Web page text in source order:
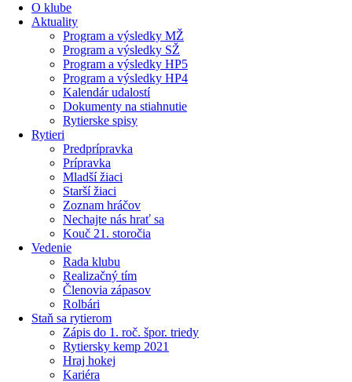
O klube
Aktuality
Program a výsledky MŽ
Program a výsledky SŽ
Program a výsledky HP5
Program a výsledky HP4
Kalendár udalostí
Dokumenty na stiahnutie
Rytierske spisy
Rytieri
Predprípravka
Prípravka
Mladší žiaci
Starší žiaci
Zoznam hráčov
Nechajte nás hrať sa
Kouč 21. storočia
Vedenie
Rada klubu
Realizačný tím
Členovia zápasov
Rolbári
Staň sa rytierom
Zápis do 1. roč. špor. triedy
Rytiersky kemp 2021
Hraj hokej
Kariéra